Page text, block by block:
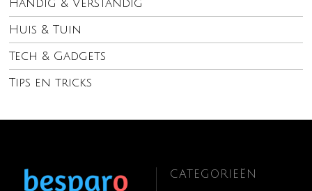
Handig & Verstandig
Huis & Tuin
Tech & Gadgets
Tips en tricks
CATEGORIEËN